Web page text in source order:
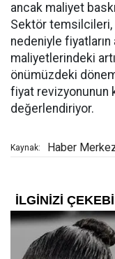
ancak maliyet
Sektör temsilcileri,
nedeniyle fiyatların
maliyetlerindeki
önümüzdeki
fiyat revizyonunun
değerlendiriyor.
Kaynak: Haber